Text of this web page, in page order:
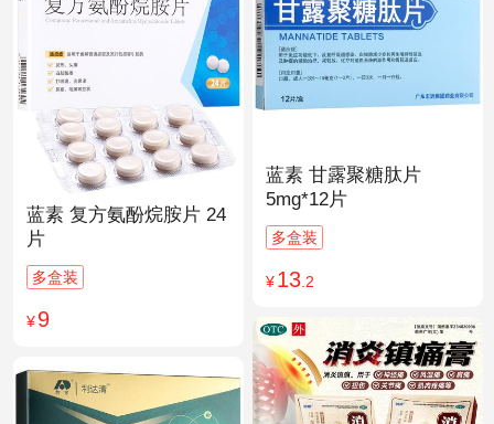
蓝素 甘露聚糖肽片
5mg*12片
多盒装
¥13.2
蓝素 复方氨酚烷胺片 24
片
多盒装
¥9